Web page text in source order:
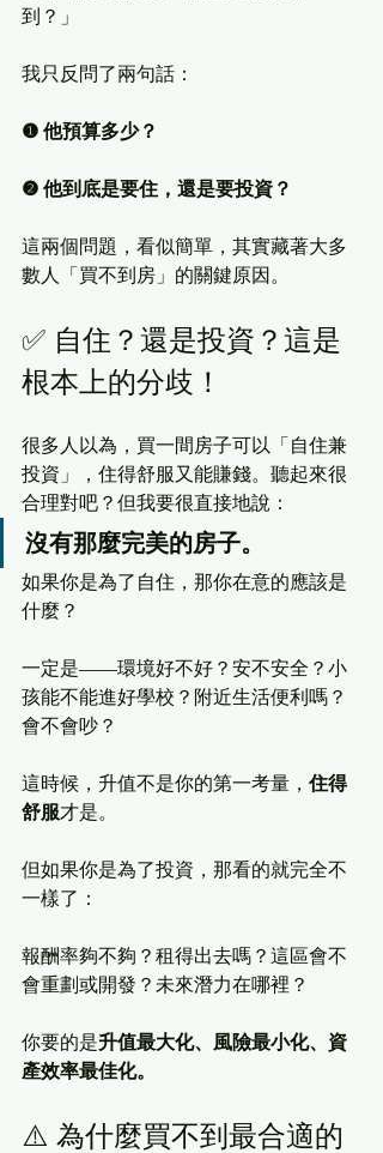
到？」
我只反問了兩句話：
❶ 他預算多少？
❷ 他到底是要住，還是要投資？
這兩個問題，看似簡單，其實藏著大多
數人「買不到房」的關鍵原因。
✅ 自住？還是投資？這是
根本上的分歧！
很多人以為，買一間房子可以「自住兼
投資」，住得舒服又能賺錢。聽起來很
合理對吧？但我要很直接地說：
沒有那麼完美的房子。
如果你是為了自住，那你在意的應該是
什麼？
一定是——環境好不好？安不安全？小
孩能不能進好學校？附近生活便利嗎？
會不會吵？
這時候，升值不是你的第一考量， 住得
舒服才是。
但如果你是為了投資，那看的就完全不
一樣了：
報酬率夠不夠？租得出去嗎？這區會不
會重劃或開發？未來潛力在哪裡？
你要的是升值最大化、風險最小化、資
產效率最佳化。
⚠️ 為什麼買不到最合適的